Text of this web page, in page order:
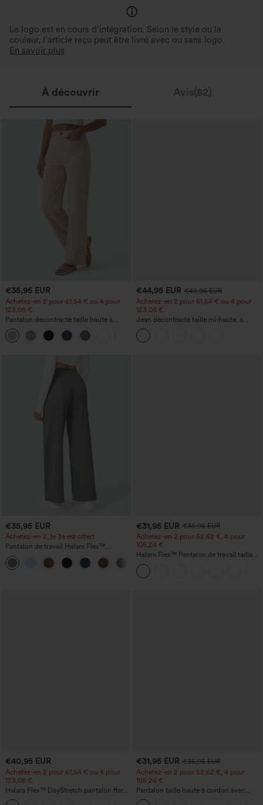
Le logo est en cours d’intégration. Selon le style ou la
couleur, l’article reçu peut être livré avec ou sans logo.
En savoir plus
À découvrir Avis(82)
€35,95 EUR
Achetez-en 2 pour 61,54 € ou 4 pour
123,08 €.
Pantalon décontracté taille haute à
jambe droite, effet lin, avec poches
€44,95 EUR €49,95 EUR
Achetez-en 2 pour 61,54 € ou 4 pour
123,08 €.
Jean décontracté taille mi‑haute, à
cordon de serrage, avec poches
€35,95 EUR
Achetez-en 2, le 3e est offert
Pantalon de travail Halara Flex™
DayStretch à taille haute, avec poches et
coupe droite
€31,95 EUR €35,95 EUR
Achetez-en 2 pour 52,62 €, 4 pour
105,24 €
Halara Flex™ Pantalon de travail taille
haute sculptant la silhouette, gainant la
taille, avec poches, jambe large en
micro-gaufre
€40,95 EUR
Achetez-en 2 pour 61,54 € ou 4 pour
123,08 €.
Halara Flex™ DayStretch pantalon flare
de travail, taille mi-haute, poche latérale
€31,95 EUR €35,95 EUR
Achetez-en 2 pour 52,62 €, 4 pour
105,24 €
Pantalon taille haute à cordon avec
poches, jambe large et coupe ample,